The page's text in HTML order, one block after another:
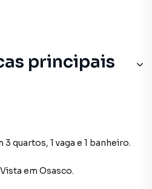
principais
quartos, 1 vaga e 1 banheiro.
em Osasco.